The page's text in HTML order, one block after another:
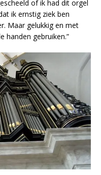
of ik had dit orgel
ik ernstig ziek ben
Maar gelukkig en met
handen gebruiken.”